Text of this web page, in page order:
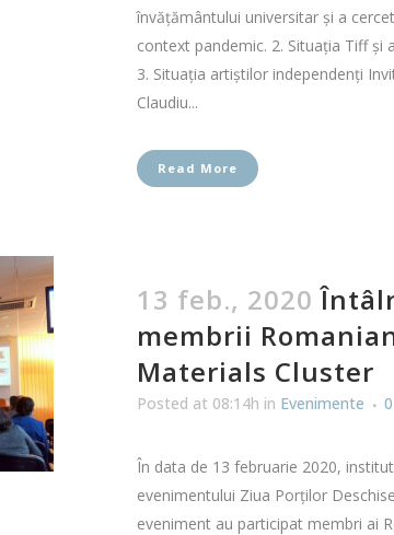
învățământului universitar și a
context pandemic. 2. Situația Tiff și
3. Situația artiștilor independenți
Claudiu...
Read More
13 feb., 2020
membrii
Materials Cluster
Posted at 08:14h in Evenimente 0
În data de 13 februarie 2020,
evenimentului Ziua Porților
eveniment au participat membri ai